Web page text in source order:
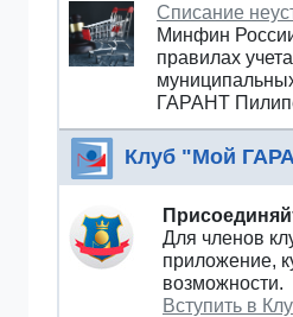
Списание
Минфин
правилах
ГАРАНТ
Клуб "Мой
Для членов
приложение,
возможности.
Вступить в